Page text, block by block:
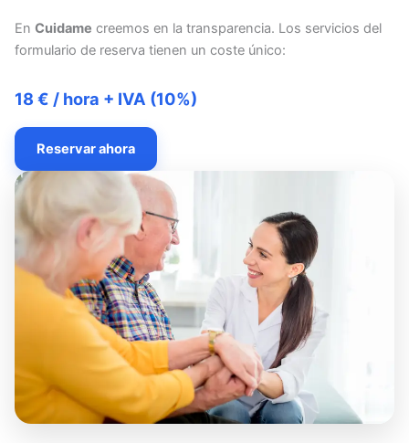
En Cuidame creemos en la transparencia. Los servicios del
formulario de reserva tienen un coste único:
18 € / hora + IVA (10%)
Reservar ahora